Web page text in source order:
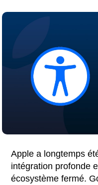
Apple a longtemps
intégration profonde
écosystème fermé.